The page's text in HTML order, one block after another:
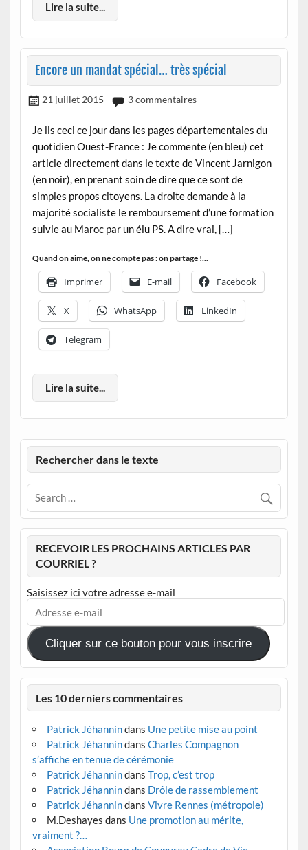
Lire la suite...
Encore un mandat spécial… très spécial
21 juillet 2015 3 commentaires
Je lis ceci ce jour dans les pages départementales du
quotidien Ouest-France : Je commente (en bleu) cet
article directement dans le texte de Vincent Jarnigon
(en noir), en prenant soin de dire que ce sont de
simples propos citoyens. La droite demande à la
majorité socialiste le remboursement d’une formation
suivie au Maroc par un élu PS. A dire vrai, […]
Quand on aime, on ne compte pas : on partage !...
Imprimer E-mail Facebook
X WhatsApp LinkedIn
Telegram
Lire la suite...
Rechercher dans le texte
RECEVOIR LES PROCHAINS ARTICLES PAR
COURRIEL ?
Saisissez ici votre adresse e-mail
Adresse
mail
Cliquer sur ce bouton pour vous inscrire
Les 10 derniers commentaires
Patrick Jéhannindans Une petite mise au point
Patrick Jéhannindans Charles Compagnon
s’affiche en tenue de cérémonie
Patrick Jéhannindans Trop, c’est trop
Patrick Jéhannindans Drôle de rassemblement
Patrick Jéhannindans Vivre Rennes (métropole)
M.Deshayes dans Une promotion au mérite,
vraiment ?…